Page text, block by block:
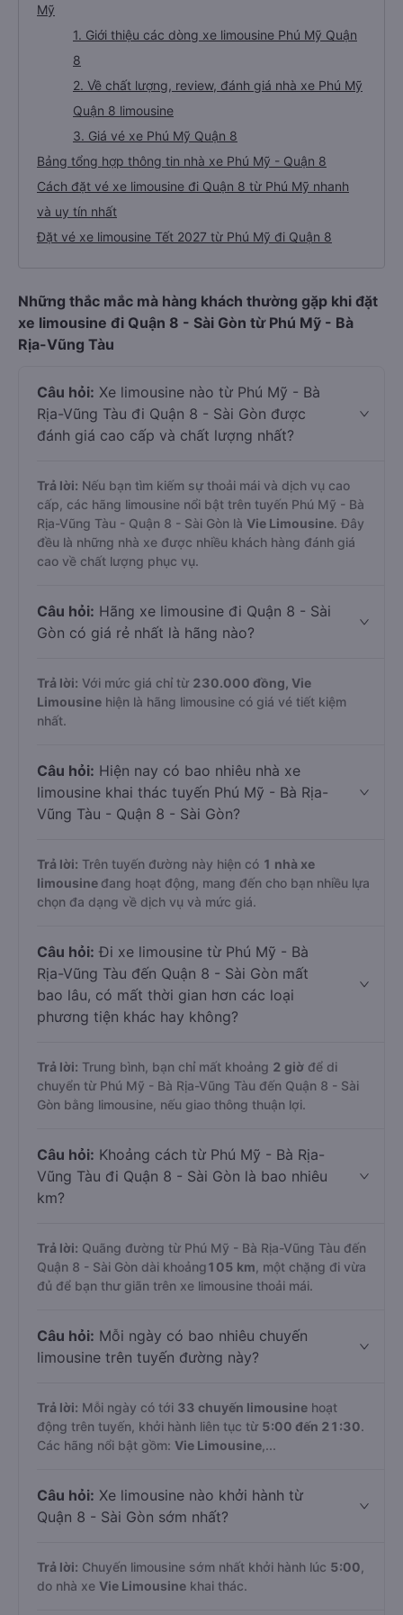
Mỹ
1. Giới thiệu các dòng xe limousine Phú Mỹ Quận
8
2. Về chất lượng, review, đánh giá nhà xe Phú Mỹ
Quận 8 limousine
3. Giá vé xe Phú Mỹ Quận 8
Bảng tổng hợp thông tin nhà xe Phú Mỹ - Quận 8
Cách đặt vé xe limousine đi Quận 8 từ Phú Mỹ nhanh
và uy tín nhất
Đặt vé xe limousine Tết 2027 từ Phú Mỹ đi Quận 8
Những thắc mắc mà hàng khách thường gặp khi đặt
xe limousine đi Quận 8 - Sài Gòn từ Phú Mỹ - Bà
Rịa-Vũng Tàu
Câu hỏi: Xe limousine nào từ Phú Mỹ - Bà
Rịa-Vũng Tàu đi Quận 8 - Sài Gòn được
đánh giá cao cấp và chất lượng nhất?
Trả lời: Nếu bạn tìm kiếm sự thoải mái và dịch vụ cao
cấp, các hãng limousine nổi bật trên tuyến Phú Mỹ - Bà
Rịa-Vũng Tàu - Quận 8 - Sài Gòn là Vie Limousine. Đây
đều là những nhà xe được nhiều khách hàng đánh giá
cao về chất lượng phục vụ.
Câu hỏi: Hãng xe limousine đi Quận 8 - Sài
Gòn có giá rẻ nhất là hãng nào?
Trả lời: Với mức giá chỉ từ 230.000 đồng, Vie
Limousine hiện là hãng limousine có giá vé tiết kiệm
nhất.
Câu hỏi: Hiện nay có bao nhiêu nhà xe
limousine khai thác tuyến Phú Mỹ - Bà Rịa-
Vũng Tàu - Quận 8 - Sài Gòn?
Trả lời: Trên tuyến đường này hiện có 1 nhà xe
limousine đang hoạt động, mang đến cho bạn nhiều lựa
chọn đa dạng về dịch vụ và mức giá.
Câu hỏi: Đi xe limousine từ Phú Mỹ - Bà
Rịa-Vũng Tàu đến Quận 8 - Sài Gòn mất
bao lâu, có mất thời gian hơn các loại
phương tiện khác hay không?
Trả lời: Trung bình, bạn chỉ mất khoảng 2 giờ để di
chuyển từ Phú Mỹ - Bà Rịa-Vũng Tàu đến Quận 8 - Sài
Gòn bằng limousine, nếu giao thông thuận lợi.
Câu hỏi: Khoảng cách từ Phú Mỹ - Bà Rịa-
Vũng Tàu đi Quận 8 - Sài Gòn là bao nhiêu
km?
Trả lời: Quãng đường từ Phú Mỹ - Bà Rịa-Vũng Tàu đến
Quận 8 - Sài Gòn dài khoảng105 km , một chặng đi vừa
đủ để bạn thư giãn trên xe limousine thoải mái.
Câu hỏi: Mỗi ngày có bao nhiêu chuyến
limousine trên tuyến đường này?
Trả lời: Mỗi ngày có tới 33 chuyến limousine hoạt
động trên tuyến, khởi hành liên tục từ 5:00 đến 21:30.
Các hãng nổi bật gồm: Vie Limousine ,...
Câu hỏi: Xe limousine nào khởi hành từ
Quận 8 - Sài Gòn sớm nhất?
Trả lời: Chuyến limousine sớm nhất khởi hành lúc 5:00
do nhà xe Vie Limousine khai thác.